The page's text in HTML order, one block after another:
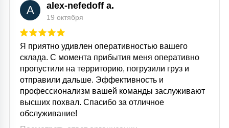
A alex-nefedoff a.
19 октября
Я приятно удивлен оперативностью вашего
склада. С момента прибытия меня оперативно
пропустили на территорию, погрузили груз и
отправили дальше. Эффективность и
профессионализм вашей команды заслуживают
высших похвал. Спасибо за отличное
обслуживание!